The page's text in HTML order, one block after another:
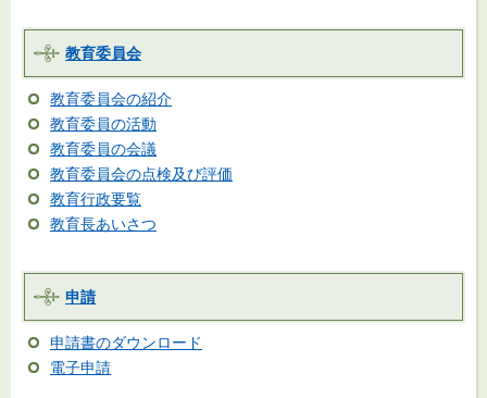
教育委員会
教育委員会の紹介
教育委員の活動
教育委員の会議
教育委員会の点検及び評価
教育行政要覧
教育長あいさつ
申請
申請書のダウンロード
電子申請